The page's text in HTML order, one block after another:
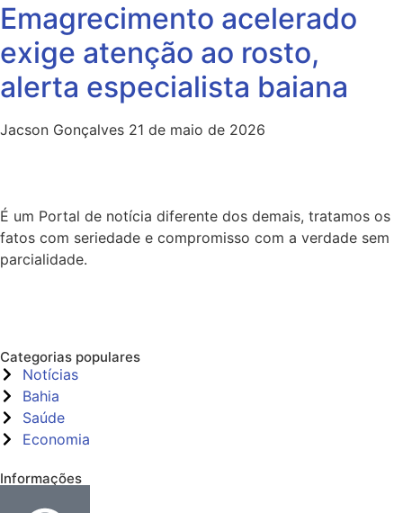
Emagrecimento acelerado
exige atenção ao rosto,
alerta especialista baiana
Jacson Gonçalves 21 de maio de 2026
É um Portal de notícia diferente dos demais, tratamos os
fatos com seriedade e compromisso com a verdade sem
parcialidade.
Categorias populares
Notícias
Bahia
Saúde
Economia
Informações